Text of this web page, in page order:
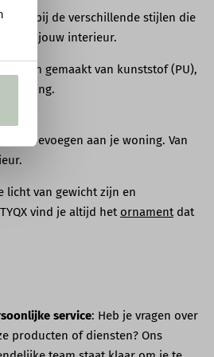
bij de verschillende stijlen die
voor jouw interieur.
zijn gemaakt van kunststof (PU),
woning.
toevoegen aan je woning. Van
licht van gewicht zijn en
vind je altijd het ornamentdat
service: Heb je vragen over
producten of diensten? Ons